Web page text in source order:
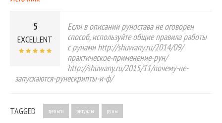
5
EXCELLENT
Если в описании руностава не оговорен
способ, используйте общие правила работы
с рунами http://shuwany.ru/2014/09/
практическое-применение-рун/
http://shuwany.ru/2015/11/почему-не-
запускаются-рунескрипты-и-ф/
TAGGED деньги ритуалы руны